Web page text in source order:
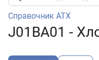
Справочник АТХ
J01BA01 -